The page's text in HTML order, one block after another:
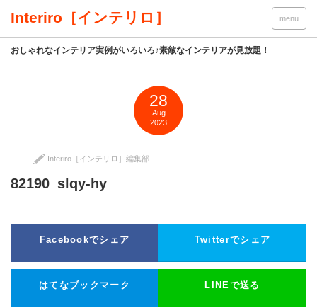
Interiro［インテリロ］ menu
おしゃれなインテリア実例がいろいろ♪素敵なインテリアが見放題！
28
Aug
2023
Interiro［インテリロ］編集部
82190_slqy-hy
Facebookでシェア Twitterでシェア
はてなブックマーク LINEで送る